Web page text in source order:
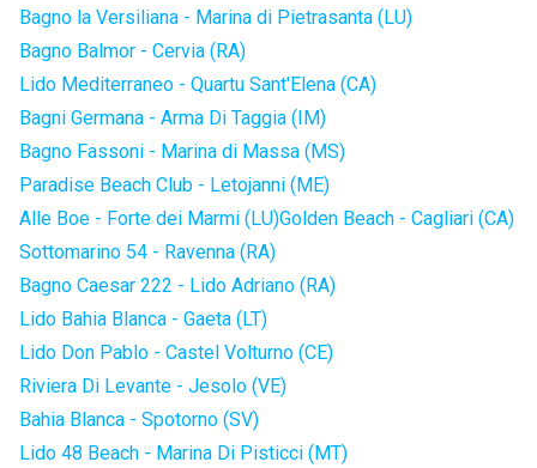
Bagno la Versiliana - Marina di Pietrasanta (LU)
Bagno Balmor - Cervia (RA)
Lido Mediterraneo - Quartu Sant'Elena (CA)
Bagni Germana - Arma Di Taggia (IM)
Bagno Fassoni - Marina di Massa (MS)
Paradise Beach Club - Letojanni (ME)
Alle Boe - Forte dei Marmi (LU)Golden Beach - Cagliari (CA)
Sottomarino 54 - Ravenna (RA)
Bagno Caesar 222 - Lido Adriano (RA)
Lido Bahia Blanca - Gaeta (LT)
Lido Don Pablo - Castel Volturno (CE)
Riviera Di Levante - Jesolo (VE)
Bahia Blanca - Spotorno (SV)
Lido 48 Beach - Marina Di Pisticci (MT)